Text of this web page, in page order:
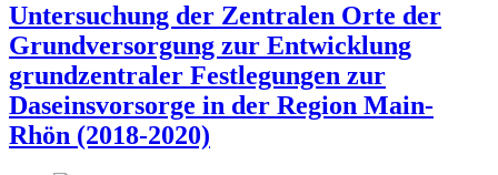
Untersuchung der Zentralen Orte der
Grundversorgung zur Entwicklung
grundzentraler Festlegungen zur
Daseinsvorsorge in der Region Main-
Rhön (2018-2020)